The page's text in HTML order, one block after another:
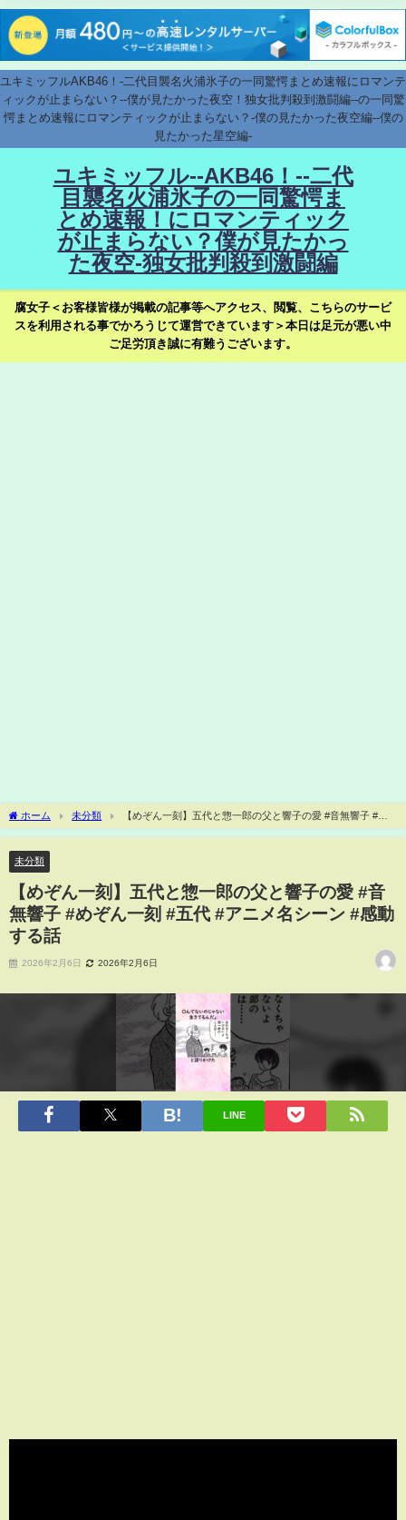
ユキミッフルAKB46！-二代目襲名火浦氷子の一同驚愕まとめ速報にロマンテ
ィックが止まらない？--僕が見たかった夜空！独女批判殺到激闘編--の一同驚
愕まとめ速報にロマンティックが止まらない？-僕の見たかった夜空編--僕の
見たかった星空編-
ユキミッフル--AKB46！--二代
目襲名火浦氷子の一同驚愕ま
とめ速報！にロマンティック
が止まらない？僕が見たかっ
た夜空-独女批判殺到激闘編
腐女子＜お客様皆様が掲載の記事等へアクセス、閲覧、こちらのサービ
スを利用される事でかろうじて運営できています＞本日は足元が悪い中
ご足労頂き誠に有難うございます。
ホーム 未分類
【めぞん一刻】五代と惣一郎の父と響子の愛 #音無響子 #め
ぞん一刻 #五代 #アニメ名シーン #感動する話
未分類
【めぞん一刻】五代と惣一郎の父と響子の愛 #音
無響子 #めぞん一刻 #五代 #アニメ名シーン #感動
する話
2026年2月6日 2026年2月6日
LINE